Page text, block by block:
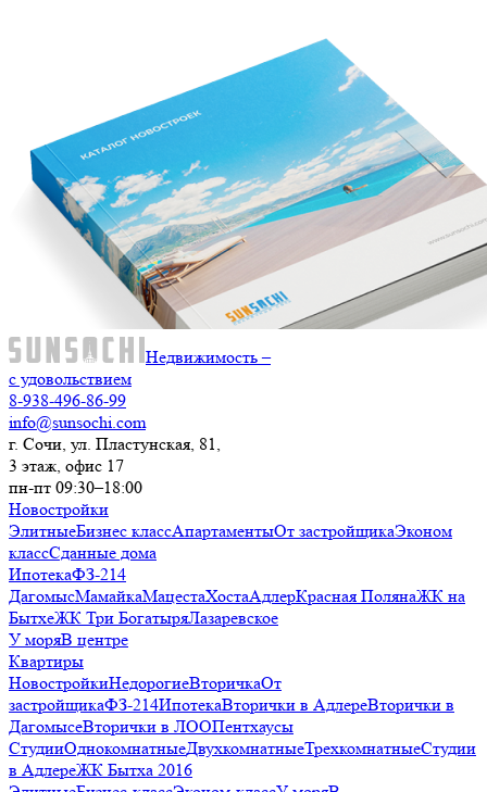
Недвижимость –
с удовольствием
8-938-496-86-99
info@sunsochi.com
г. Сочи, ул. Пластунская, 81,
3 этаж, офис 17
пн-пт 09:30–18:00
Новостройки
ЭлитныеБизнес классАпартаментыОт застройщикаЭконом
классСданные дома
ИпотекаФЗ-214
ДагомысМамайкаМацестаХостаАдлерКрасная ПолянаЖК на
БытхеЖК Три БогатыряЛазаревское
У моряВ центре
Квартиры
НовостройкиНедорогиеВторичкаОт
застройщикаФЗ-214ИпотекаВторички в АдлереВторички в
ДагомысеВторички в ЛООПентхаусы
СтудииОднокомнатныеДвухкомнатныеТрехкомнатныеСтудии
в АдлереЖК Бытха 2016